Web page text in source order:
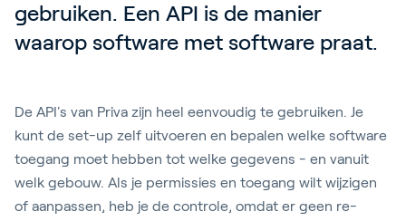
gebruiken. Een API is de manier
waarop software met software praat.
De API's van Priva zijn heel eenvoudig te gebruiken. Je
kunt de set-up zelf uitvoeren en bepalen welke software
toegang moet hebben tot welke gegevens - en vanuit
welk gebouw. Als je permissies en toegang wilt wijzigen
of aanpassen, heb je de controle, omdat er geen re-